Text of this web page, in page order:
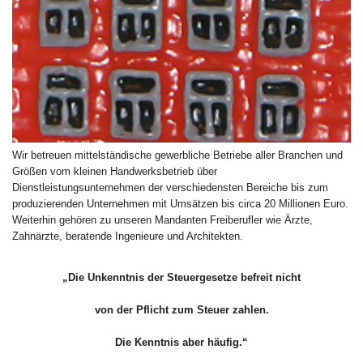
Wir betreuen mittelständische gewerbliche Betriebe aller Branchen und
Größen vom kleinen Handwerksbetrieb über
Dienstleistungsunternehmen der verschiedensten Bereiche bis zum
produzierenden Unternehmen mit Umsätzen bis circa 20 Millionen Euro.
Weiterhin gehören zu unseren Mandanten Freiberufler wie Ärzte,
Zahnärzte, beratende Ingenieure und Architekten.
„Die Unkenntnis der Steuergesetze befreit nicht
von der Pflicht zum Steuer zahlen.
Die Kenntnis aber häufig.“